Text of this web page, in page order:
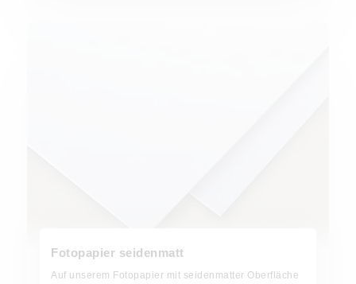
Fotopapier seidenmatt
Auf unserem Fotopapier mit seidenmatter Oberfläche